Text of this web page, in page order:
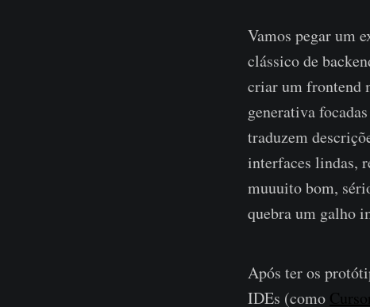
Vamos pegar um
clássico de
criar um frontend
generativa
traduzem
interfaces lindas,
muuuito bom,
quebra um galho
Após ter os
IDEs (como Cursor